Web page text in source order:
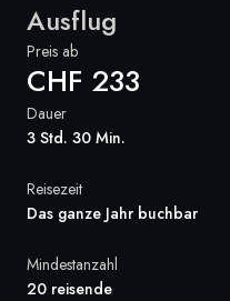
Schweiz
Schweiz
Frankreich
Schweden
Ausflug
Preis ab
CHF 233
Dauer
3 Std. 30 Min.
Reisezeit
Das ganze Jahr buchbar
Mindestanzahl
20 reisende